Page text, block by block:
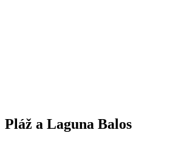
Pláž a Laguna Balos